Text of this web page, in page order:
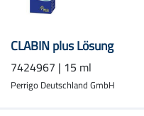
CLABIN plus Lösung
7424967 | 15 ml
Perrigo Deutschland GmbH